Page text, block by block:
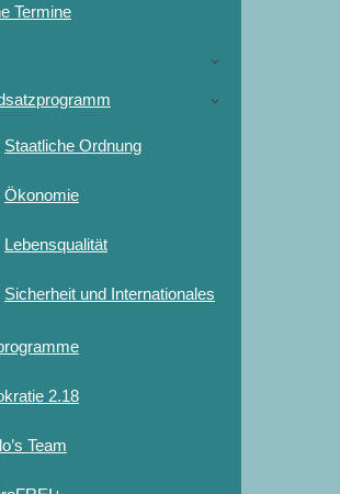
Termine
Staatliche Ordnung
Ökonomie
Lebensqualität
Sicherheit und Internationales
2.18
Team